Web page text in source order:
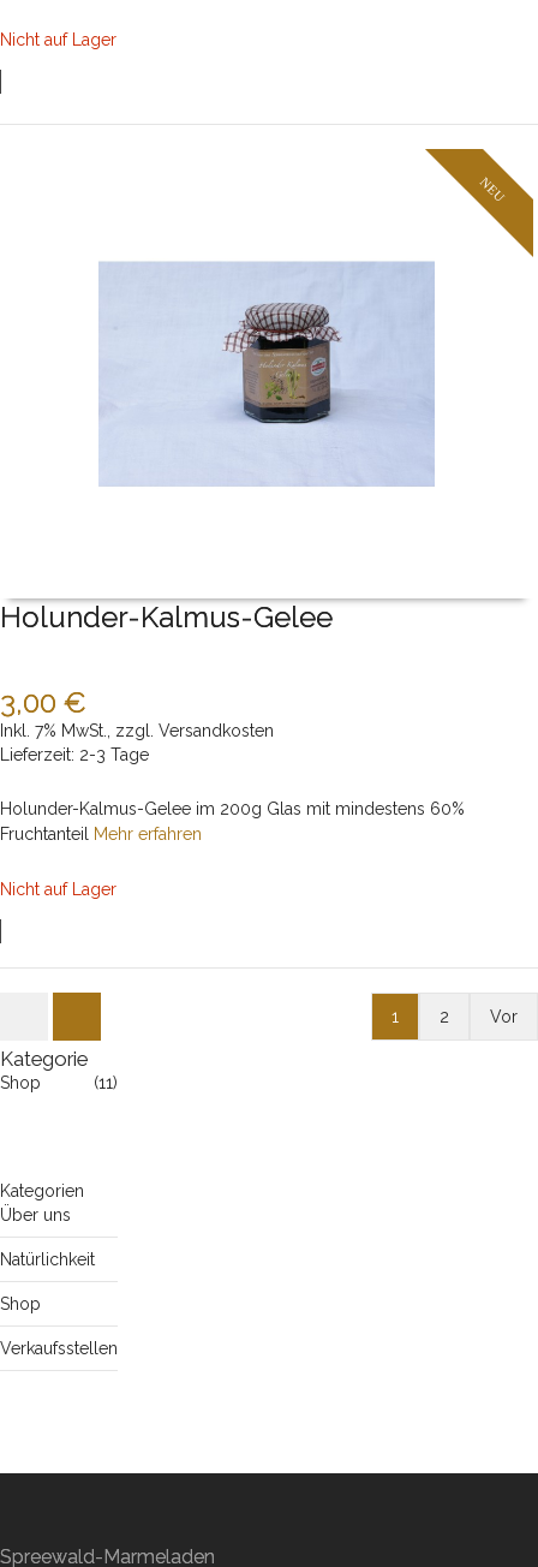
Nicht auf Lager
NEU
Holunder-Kalmus-Gelee
3,00 €
Inkl. 7% MwSt. zzgl. Versandkosten
Lieferzeit: 2-3 Tage
Holunder-Kalmus-Gelee im 200g Glas mit mindestens 60%
Fruchtanteil
Mehr erfahren
Nicht auf Lager
1 2 Vor
Kategorie
Shop (11)
Kategorien
Über uns
Natürlichkeit
Shop
Verkaufsstellen
Spreewald-Marmeladen